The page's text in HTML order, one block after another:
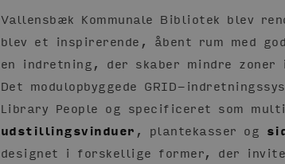
Vallensbæk Kommunale Bibliotek blev
blev et inspirerende, åbent rum med
en indretning, der skaber mindre
Det modulopbyggede GRID-
Library People og specificeret som
udstillingsvinduer , plantekasser og
designet i forskellige former, der